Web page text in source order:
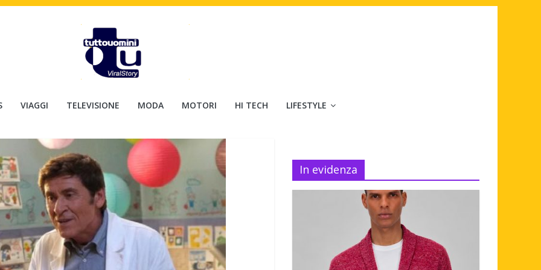
VIAGGI TELEVISIONE MODA MOTORI HI TECH LIFESTYLE
In evidenza